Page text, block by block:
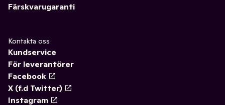
Färskvarugaranti
Kontakta oss
Kundservice
För leverantörer
Facebook
X (f.d Twitter)
Instagram